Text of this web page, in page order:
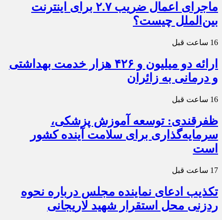
ماجرای اعمال ضریب ۲.۷ برای اینترنت
بین‌الملل چیست؟
16 ساعت قبل
ارائه دو میلیون و ۴۲۶ هزار خدمت بهداشتی
و درمانی به زائران
16 ساعت قبل
ظفرقندی: توسعه آموزش پزشکی،
سرمایه‌گذاری برای سلامت آینده کشور
است
17 ساعت قبل
تکذیب ادعای نماینده مجلس درباره نحوه
ردزنی محل استقرار شهید لاریجانی